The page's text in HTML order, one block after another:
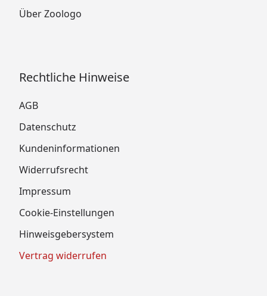
Über Zoologo
Rechtliche Hinweise
AGB
Datenschutz
Kundeninformationen
Widerrufsrecht
Impressum
Cookie-Einstellungen
Hinweisgebersystem
Vertrag widerrufen